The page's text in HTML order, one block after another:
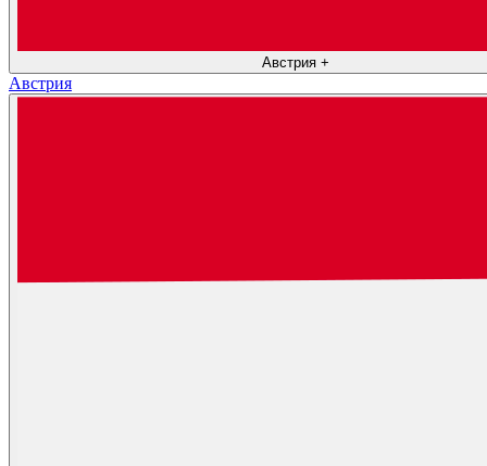
Австрия +
Австрия